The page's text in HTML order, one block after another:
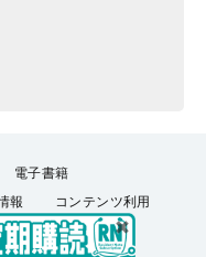
電子書籍
報
コンテンツ利用
社会員規約